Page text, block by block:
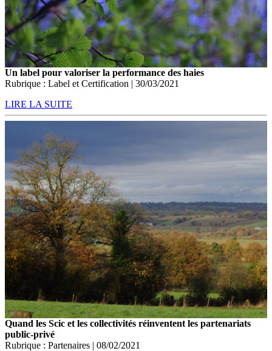
Un label pour valoriser la performance des haies
Rubrique : Label et Certification | 30/03/2021
LIRE LA SUITE
Quand les Scic et les collectivités réinventent les partenariats
public-privé
Rubrique : Partenaires | 08/02/2021